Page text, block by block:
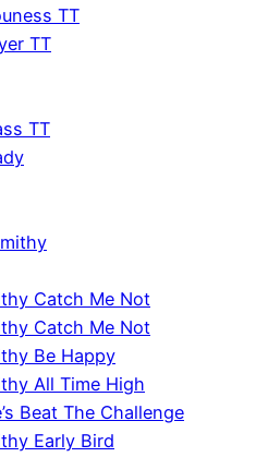
TT
TT
TT
Catch Me Not
Catch Me Not
Be Happy
All Time High
Beat The Challenge
Early Bird